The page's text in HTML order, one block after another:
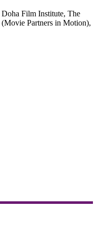
Film Institute, The
Partners in Motion),